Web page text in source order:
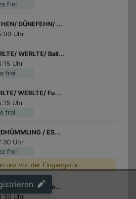
frei
Ferienpass Luftgewehrschießen 2026
Uhr
frei
WERLTE/ Ballspiele
Uhr
frei
WERLTE/ Fußball für Mädchen
Uhr
frei
/ Darts-Schnuppern – Triff ins Schwarze!
Uhr
uns vor der Eingangstür.
/ Kinoabend "Monster AG"
Uhr